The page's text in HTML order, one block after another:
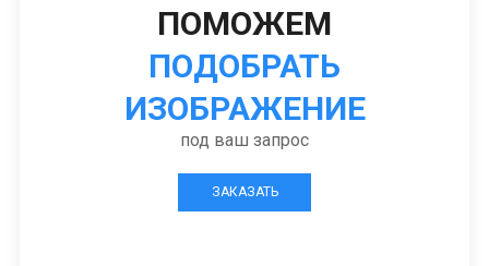
ПОМОЖЕМ
ПОДОБРАТЬ
ИЗОБРАЖЕНИЕ
под ваш запрос
ЗАКАЗАТЬ